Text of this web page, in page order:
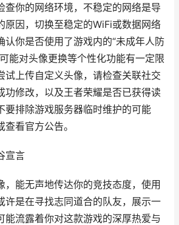
查你的网络环境，不稳定的网络是导
原因，切换至稳定的WiFi或数据网络
认你是否使用了游戏内的“未成年人防
能对头像更换等个性化功能有一定限
试上传自定义头像，请检查关联社交
功修改，以及王者荣耀是否已获得读
要排除游戏服务器临时维护的可能
看官方公告。
宣言
，能无声地传达你的竞技态度，使用
许是在寻找志同道合的队友，展示一
能流露着你对这款游戏的深厚热爱与